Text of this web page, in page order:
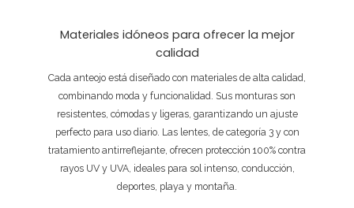
Materiales idóneos para ofrecer la mejor
calidad
Cada anteojo está diseñado con materiales de alta calidad,
combinando moda y funcionalidad. Sus monturas son
resistentes, cómodas y ligeras, garantizando un ajuste
perfecto para uso diario. Las lentes, de categoría 3 y con
tratamiento antirreflejante, ofrecen protección 100% contra
rayos UV y UVA, ideales para sol intenso, conducción,
deportes, playa y montaña.